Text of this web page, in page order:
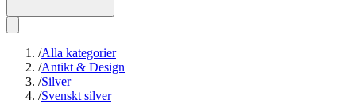
/Alla kategorier
/Antikt & Design
/Silver
/Svenskt silver